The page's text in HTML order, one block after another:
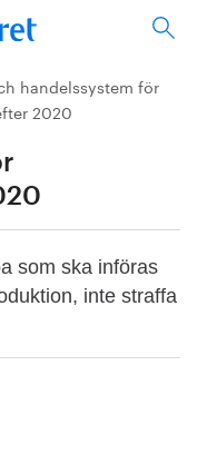
handelssystem för
2020
som ska införas
inte straffa